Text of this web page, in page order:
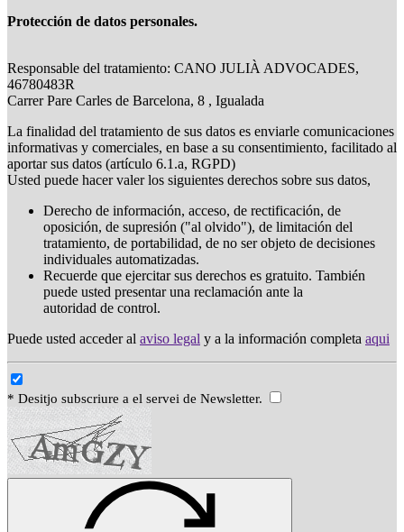
Protección de datos personales.
Responsable del tratamiento: CANO JULIÀ ADVOCADES,
46780483R
Carrer Pare Carles de Barcelona, 8 , Igualada
La finalidad del tratamiento de sus datos es enviarle comunicaciones
informativas y comerciales, en base a su consentimiento, facilitado al
aportar sus datos (artículo 6.1.a, RGPD)
Usted puede hacer valer los siguientes derechos sobre sus datos,
Derecho de información, acceso, de rectificación, de
oposición, de supresión ("al olvido"), de limitación del
tratamiento, de portabilidad, de no ser objeto de decisiones
individuales automatizadas.
Recuerde que ejercitar sus derechos es gratuito. También
puede usted presentar una reclamación ante la
autoridad de control.
Puede usted acceder al aviso legal y a la información completa aqui
* Desitjo subscriure a el servei de Newsletter.